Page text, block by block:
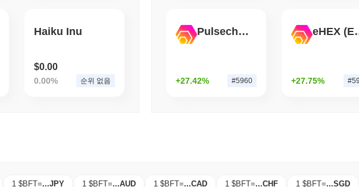
Haiku Inu
$0.00
0.00% 순위 없음
Pulsechain Bridged HEX (Pulsechain)
+27.42% #5960 +27.75%
1 $BFT=...JPY 1 $BFT=...AUD 1 $BFT=...CAD 1 $BFT=...CHF 1 $BFT=...SGD